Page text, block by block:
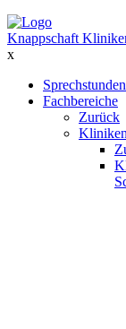
Knappschaft
x
Sprechstunden
Fachbereiche
Zurück